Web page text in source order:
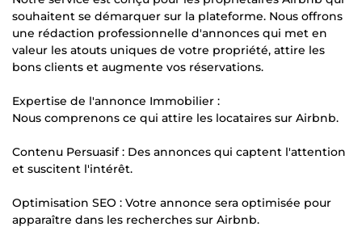
souhaitent se démarquer sur la plateforme. Nous offrons
une rédaction professionnelle d'annonces qui met en
valeur les atouts uniques de votre propriété, attire les
bons clients et augmente vos réservations.
Expertise de l'annonce Immobilier :
Nous comprenons ce qui attire les locataires sur Airbnb.
Contenu Persuasif : Des annonces qui captent l'attention
et suscitent l'intérêt.
Optimisation SEO : Votre annonce sera optimisée pour
apparaître dans les recherches sur Airbnb.